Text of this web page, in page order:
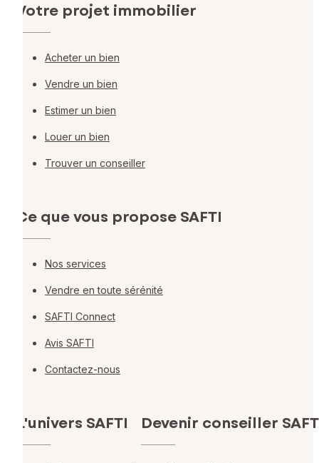
Votre projet immobilier
Acheter un bien
Vendre un bien
Estimer un bien
Louer un bien
Trouver un conseiller
Ce que vous propose SAFTI
Nos services
Vendre en toute sérénité
SAFTI Connect
Avis SAFTI
Contactez-nous
L'univers SAFTI Devenir conseiller